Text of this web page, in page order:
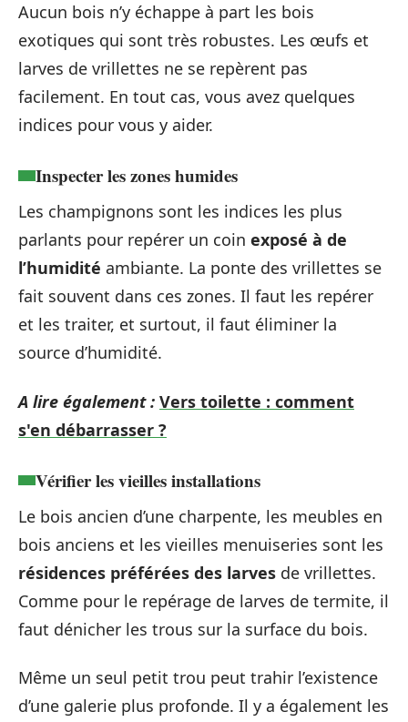
Aucun bois n’y échappe à part les bois
exotiques qui sont très robustes. Les œufs et
larves de vrillettes ne se repèrent pas
facilement. En tout cas, vous avez quelques
indices pour vous y aider.
Inspecter les zones humides
Les champignons sont les indices les plus
parlants pour repérer un coin exposé à de
l’humidité ambiante. La ponte des vrillettes se
fait souvent dans ces zones. Il faut les repérer
et les traiter, et surtout, il faut éliminer la
source d’humidité.
A lire également : Vers toilette : comment
s'en débarrasser ?
Vérifier les vieilles installations
Le bois ancien d’une charpente, les meubles en
bois anciens et les vieilles menuiseries sont les
résidences préférées des larves de vrillettes.
Comme pour le repérage de larves de termite, il
faut dénicher les trous sur la surface du bois.
Même un seul petit trou peut trahir l’existence
d’une galerie plus profonde. Il y a également les